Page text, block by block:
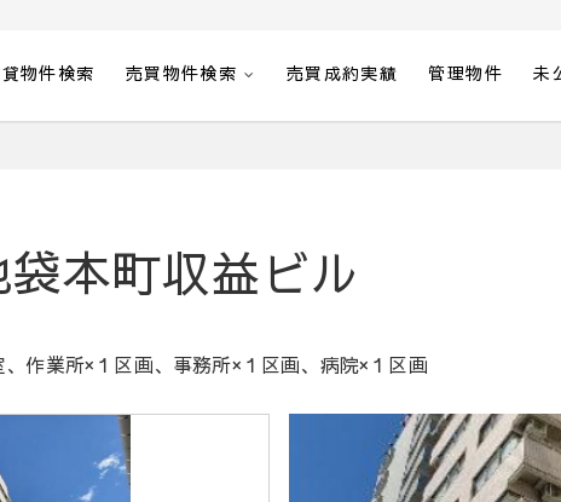
物件検索 売買物件検索 売買成約実績 管理物件 未
本町収益ビル
作業所×１区画、事務所×１区画、病院×１区画